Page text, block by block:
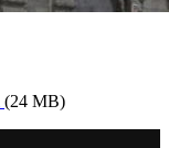
(24 MB)